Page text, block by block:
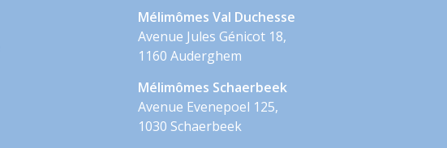
Mélimômes Val Duchesse
Avenue Jules Génicot 18,
1160 Auderghem
Mélimômes Schaerbeek
Avenue Evenepoel 125,
1030 Schaerbeek